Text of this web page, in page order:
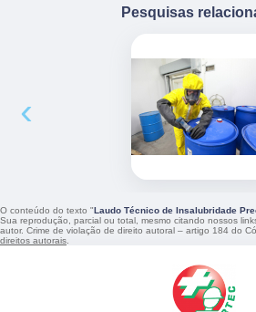
Pesquisas
‹
O conteúdo do texto "Laudo Técnico de Insalubridade
Sua reprodução, parcial ou total, mesmo citando nossos
autor. Crime de violação de direito autoral – artigo 184 do
direitos autorais.